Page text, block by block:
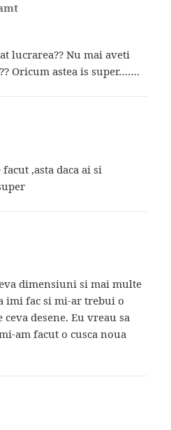
lucrarea?? Nu mai aveti
Oricum astea is super…….
,asta daca ai si
dimensiuni si mai multe
imi fac si mi-ar trebui o
ceva desene. Eu vreau sa
am facut o cusca noua